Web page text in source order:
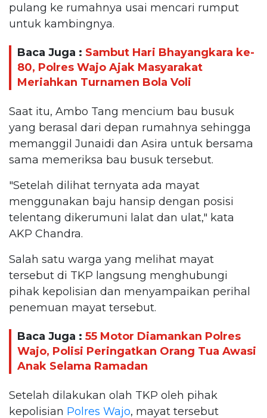
pulang ke rumahnya usai mencari rumput
untuk kambingnya.
Baca Juga : Sambut Hari Bhayangkara ke-
80, Polres Wajo Ajak Masyarakat
Meriahkan Turnamen Bola Voli
Saat itu, Ambo Tang mencium bau busuk
yang berasal dari depan rumahnya sehingga
memanggil Junaidi dan Asira untuk bersama
sama memeriksa bau busuk tersebut.
"Setelah dilihat ternyata ada mayat
menggunakan baju hansip dengan posisi
telentang dikerumuni lalat dan ulat," kata
AKP Chandra.
Salah satu warga yang melihat mayat
tersebut di TKP langsung menghubungi
pihak kepolisian dan menyampaikan perihal
penemuan mayat tersebut.
Baca Juga : 55 Motor Diamankan Polres
Wajo, Polisi Peringatkan Orang Tua Awasi
Anak Selama Ramadan
Setelah dilakukan olah TKP oleh pihak
kepolisian Polres Wajo, mayat tersebut